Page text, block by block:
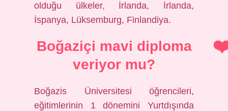
olduğu ülkeler, İrlanda, İrlanda,
İspanya, Lüksemburg, Finlandiya.
Boğaziçi mavi diploma
veriyor mu?
Boğazis Üniversitesi öğrencileri,
eğitimlerinin 1 dönemini Yurtdışında